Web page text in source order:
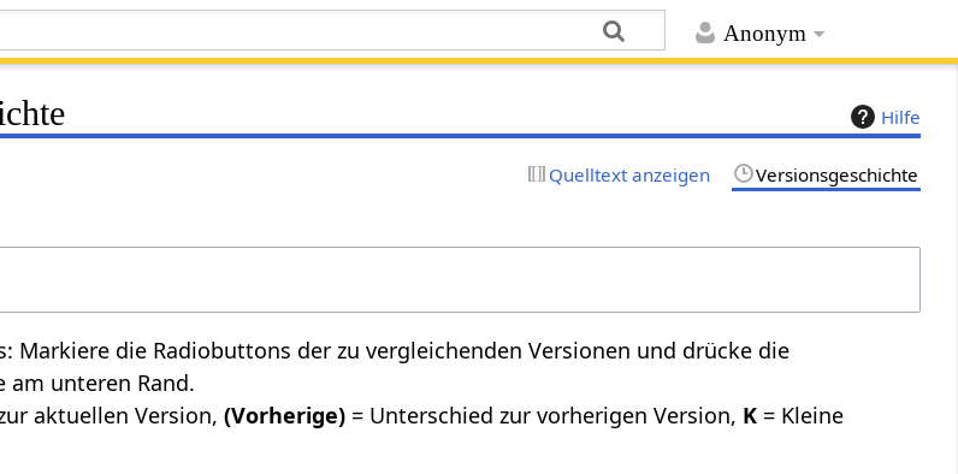
Anonym
Hilfe
Quelltext anzeigen Versionsgeschichte
Markiere die Radiobuttons der zu vergleichenden Versionen und drücke die
am unteren Rand.
aktuellen Version,(Vorherige) = Unterschied zur vorherigen Version, K = Kleine